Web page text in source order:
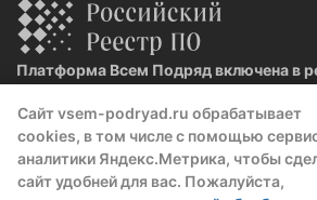
Сайт vsem-podryad.ru обрабатывает
cookies, в том числе с помощью
аналитики Яндекс.Метрика, чтобы
сайт удобней для вас. Пожалуйста,
Платформа Всем Подряд включена в
Реестровая запись №32021 от 06.02.2026
Политика конфиденциальности